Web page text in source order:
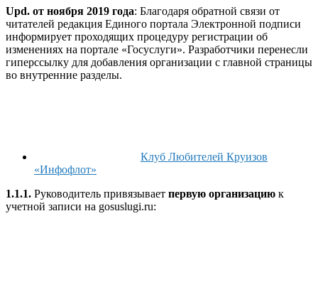
Upd. от ноября 2019 года: Благодаря обратной связи от
читателей редакция Единого портала Электронной подписи
информирует проходящих процедуру регистрации об
изменениях на портале «Госуслуги». Разработчики перенесли
гиперссылку для добавления организации с главной страницы
во внутренние разделы.
Клуб Любителей Круизов
«Инфофлот»
1.1.1. Руководитель привязывает первую организацию к
учетной записи на gosuslugi.ru: